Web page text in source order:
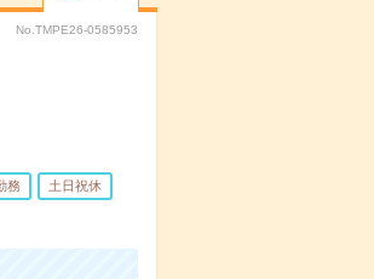
No.TMPE26-0585953
務 土日祝休